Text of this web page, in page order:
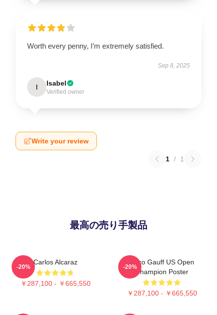
Worth every penny, I’m extremely satisfied.
Sep 8, 2025
I Isabel
Verified owner
Write your review
1 / 1
最高の売り手製品
Carlos Alcaraz
￥287,100 - ￥665,550
-20%
Coco Gauff US Open
Champion Poster
￥287,100 - ￥665,550
-20%